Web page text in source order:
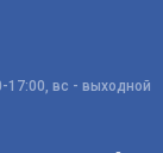
17:00, вс - выходной